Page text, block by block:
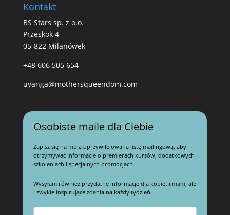
Kontakt
BS Stars sp. z o.o.
Przeskok 4
05-822 Milanówek
+48 606 505 654
uyanga@mothersqueendom.com
Osobiste maile dla Ciebie
Zapisz się na moją uprzywilejowaną listę mailingową, aby
otrzymywać informacje o premierach kursów, dodatkowych
szkoleniach i specjalnych promocjach.
Wysyłam również przydatne informacje dla kobiet i mam, ale
i zwykłe inspirujące zdania na każdy tydzień.